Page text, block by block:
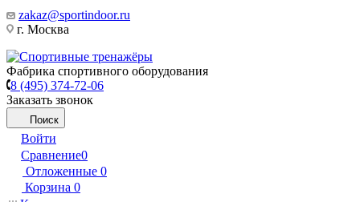
zakaz@sportindoor.ru
г. Москва
Фабрика спортивного оборудования
8 (495) 374-72-06
Заказать звонок
Поиск
Войти
Сравнение0
Отложенные 0
Корзина 0